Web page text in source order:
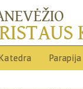
Parapija